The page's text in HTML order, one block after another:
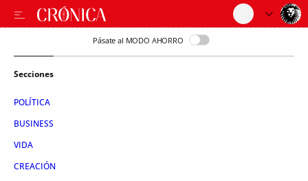
Pásate al MODO AHORRO
Secciones
POLÍTICA
BUSINESS
VIDA
CREACIÓN